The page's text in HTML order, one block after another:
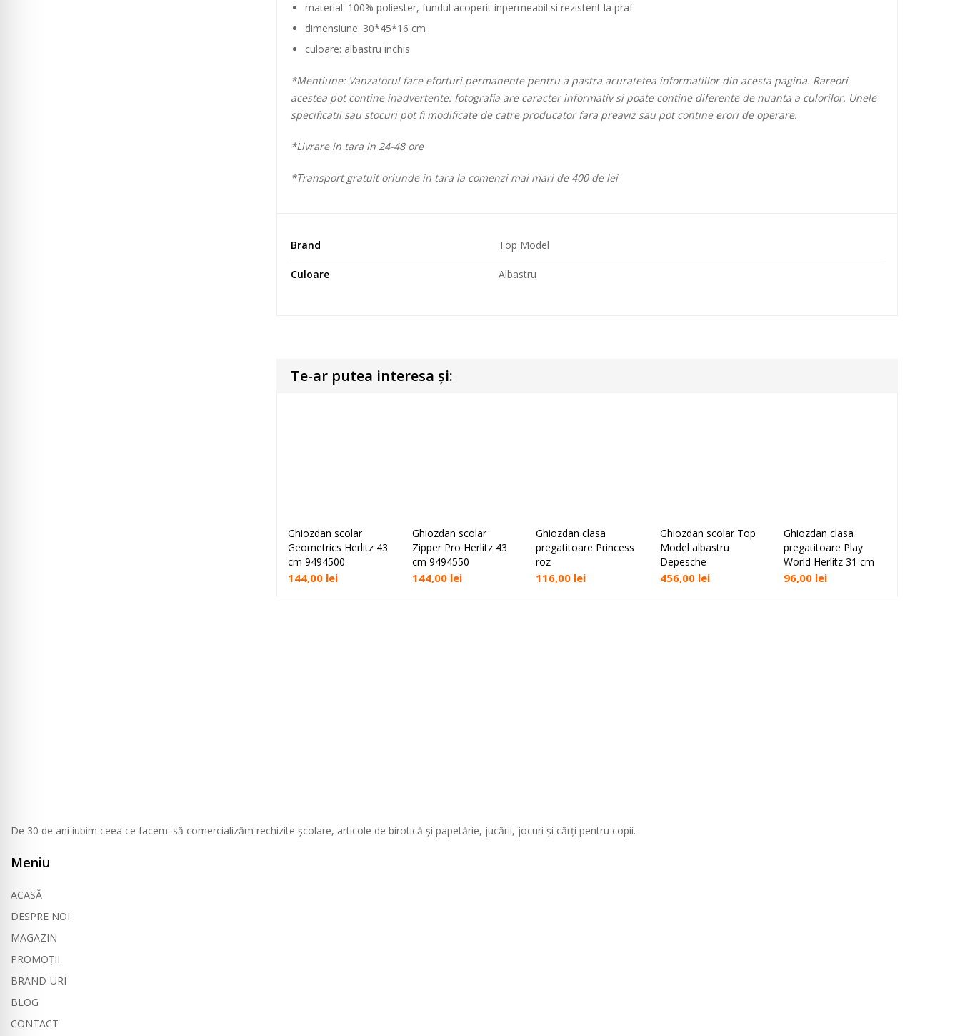
material: 100% poliester, fundul acoperit inpermeabil si rezistent la praf
dimensiune: 30*45*16 cm
culoare: albastru inchis
*Mentiune: Vanzatorul face eforturi permanente pentru a pastra acuratetea informatiilor din acesta pagina. Rareori
acestea pot contine inadvertente: fotografia are caracter informativ si poate contine diferente de nuanta a culorilor. Unele
specificatii sau stocuri pot fi modificate de catre producator fara preaviz sau pot contine erori de operare.
*Livrare in tara in 24-48 ore
*Transport gratuit oriunde in tara la comenzi mai mari de 400 de lei
Brand Top Model
Culoare Albastru
Te-ar putea interesa și:
Adaugă în coș
Ghiozdan scolar
Geometrics Herlitz 43
cm 9494500
144,00 lei
Adaugă în coș
Ghiozdan scolar
Zipper Pro Herlitz 43
cm 9494550
144,00 lei
Adaugă în coș
Ghiozdan clasa
pregatitoare Princess
roz
116,00 lei
Adaugă în coș
Ghiozdan scolar Top
Model albastru
Depesche
456,00 lei
Adaugă în coș
Ghiozdan clasa
pregatitoare Play
World Herlitz 31 cm
96,00 lei
De 30 de ani iubim ceea ce facem: să comercializăm rechizite școlare, articole de birotică și papetărie, jucării, jocuri și cărți pentru copii.
Meniu
ACASĂ
DESPRE NOI
MAGAZIN
PROMOȚII
BRAND-URI
BLOG
CONTACT